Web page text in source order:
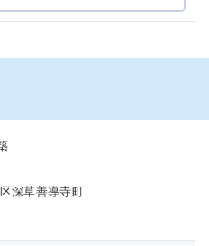
深草善導寺町